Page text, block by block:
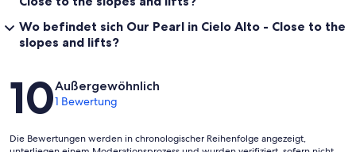
Wo befindet sich Our Pearl in Cielo Alto - Close to the
slopes and lifts?
Bewertungen
10Außergewöhnlich
1 Bewertung
Die Bewertungen werden in chronologischer Reihenfolge angezeigt,